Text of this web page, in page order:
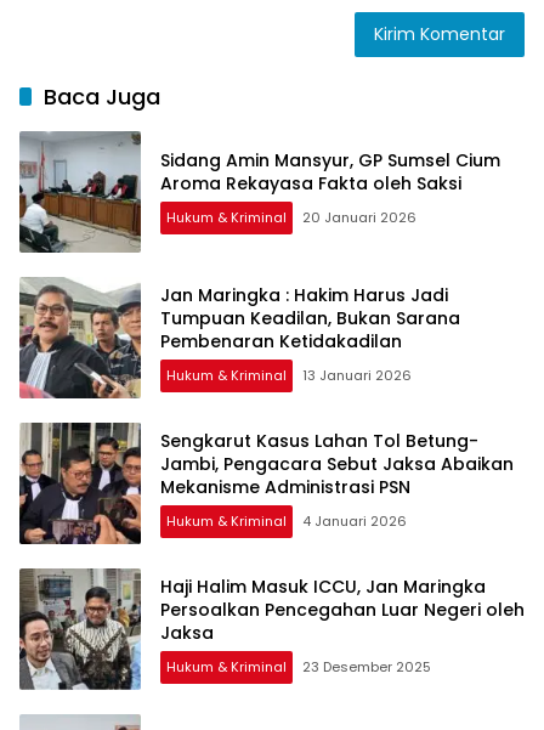
Baca Juga
Sidang Amin Mansyur, GP Sumsel Cium
Aroma Rekayasa Fakta oleh Saksi
Hukum & Kriminal 20 Januari 2026
Jan Maringka : Hakim Harus Jadi
Tumpuan Keadilan, Bukan Sarana
Pembenaran Ketidakadilan
Hukum & Kriminal 13 Januari 2026
Sengkarut Kasus Lahan Tol Betung-
Jambi, Pengacara Sebut Jaksa Abaikan
Mekanisme Administrasi PSN
Hukum & Kriminal 4 Januari 2026
Haji Halim Masuk ICCU, Jan Maringka
Persoalkan Pencegahan Luar Negeri oleh
Jaksa
Hukum & Kriminal 23 Desember 2025